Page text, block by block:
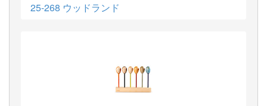
25-268 ウッドランド